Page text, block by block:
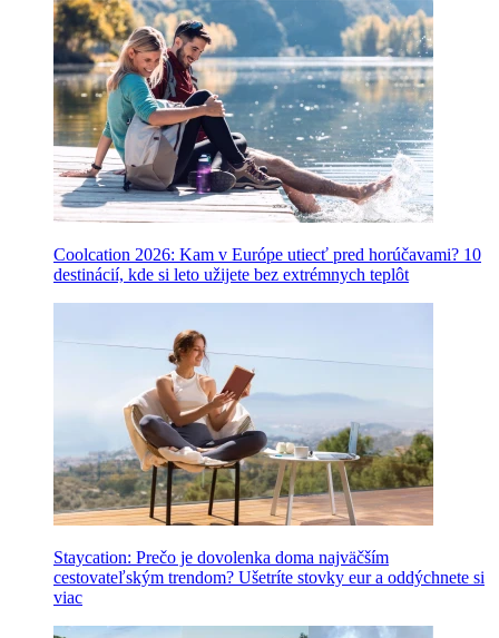
Coolcation 2026: Kam v Európe utiecť pred horúčavami? 10
destinácií, kde si leto užijete bez extrémnych teplôt
Staycation: Prečo je dovolenka doma najväčším
cestovateľským trendom? Ušetríte stovky eur a oddýchnete si
viac